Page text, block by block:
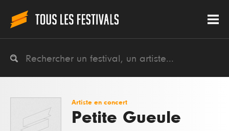
Artiste en concert
Petite Gueule